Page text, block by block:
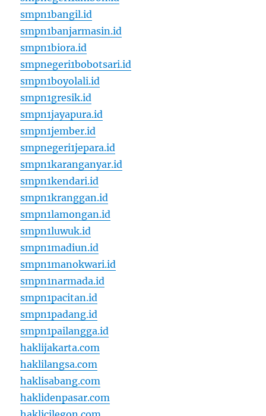
smpn1bangil.id
smpn1banjarmasin.id
smpn1biora.id
smpnegeri1bobotsari.id
smpn1boyolali.id
smpn1gresik.id
smpn1jayapura.id
smpn1jember.id
smpnegeri1jepara.id
smpn1karanganyar.id
smpn1kendari.id
smpn1kranggan.id
smpn1lamongan.id
smpn1luwuk.id
smpn1madiun.id
smpn1manokwari.id
smpn1narmada.id
smpn1pacitan.id
smpn1padang.id
smpn1pailangga.id
haklijakarta.com
haklilangsa.com
haklisabang.com
haklidenpasar.com